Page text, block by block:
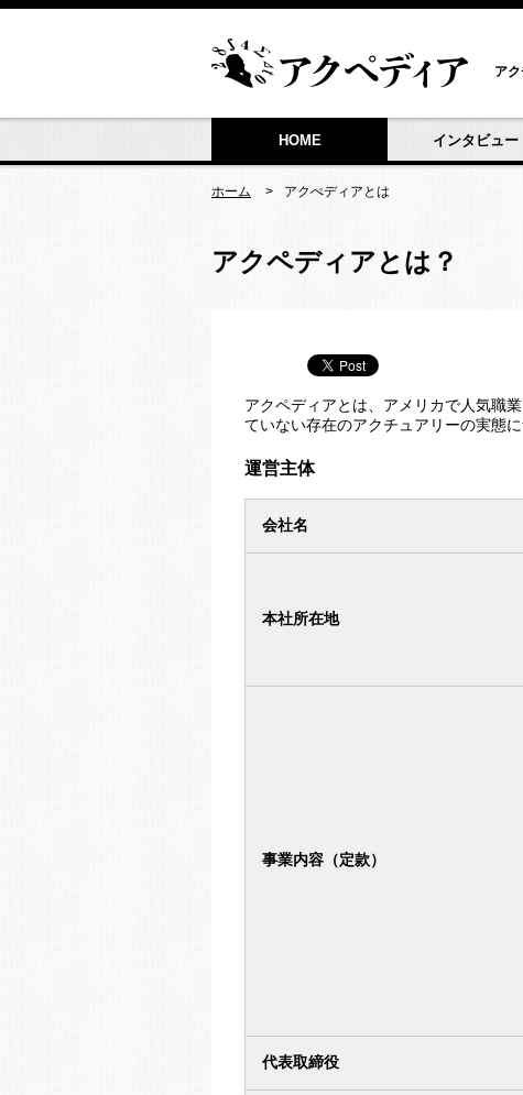
ア
HOME インタビュー
ホーム アクぺディアとは
アクペディアとは？
アクペディアとは、アメリカで人気職
ていない存在のアクチュアリーの実態
運営主体
会社名
本社所在地
事業内容（定款）
代表取締役